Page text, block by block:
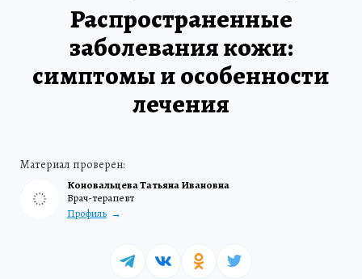
Коновальцева Татьяна Ивановна
Врач-терапевт
Профиль
Распространенные
заболевания кожи:
симптомы и особенности
лечения